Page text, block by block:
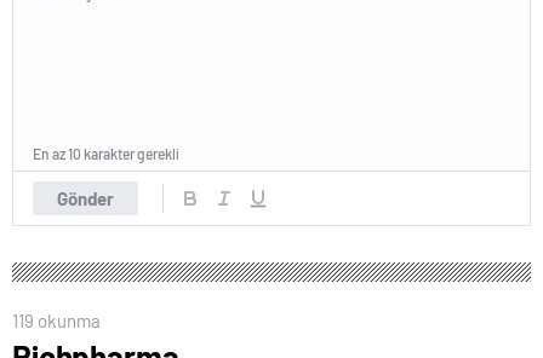
Gönder
En az 10 karakter gerekli
119 okunma